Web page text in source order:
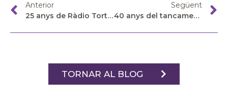
Anterior
25 anys de Ràdio Tortosa!
Següent
40 anys del tancament de Radio Peninsular
TORNAR AL BLOG